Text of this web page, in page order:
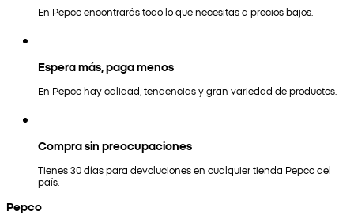
En Pepco encontrarás todo lo que necesitas a precios bajos.
Espera más, paga menos
En Pepco hay calidad, tendencias y gran variedad de productos.
Compra sin preocupaciones
Tienes 30 días para devoluciones en cualquier tienda Pepco del
país.
Pepco